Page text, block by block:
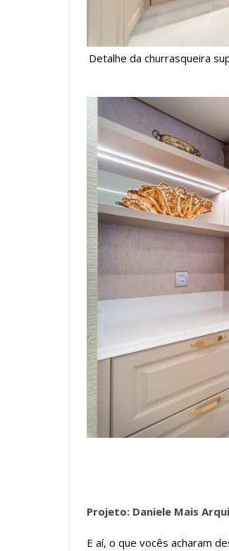
Detalhe da churrasqueira
Projeto: Daniele Mais
E aí, o que vocês acharam